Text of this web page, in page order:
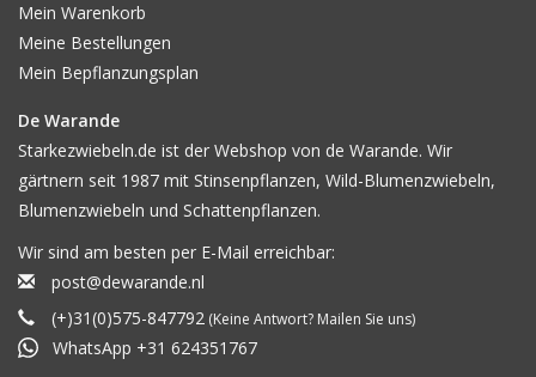
Mein Warenkorb
Meine Bestellungen
Mein Bepflanzungsplan
De Warande
Starkezwiebeln.de ist der Webshop von de Warande. Wir
gärtnern seit 1987 mit Stinsenpflanzen, Wild-Blumenzwiebeln,
Blumenzwiebeln und Schattenpflanzen.
Wir sind am besten per E-Mail erreichbar:
post@dewarande.nl
(+)31(0)575-847792 (Keine Antwort? Mailen Sie uns)
WhatsApp +31 624351767